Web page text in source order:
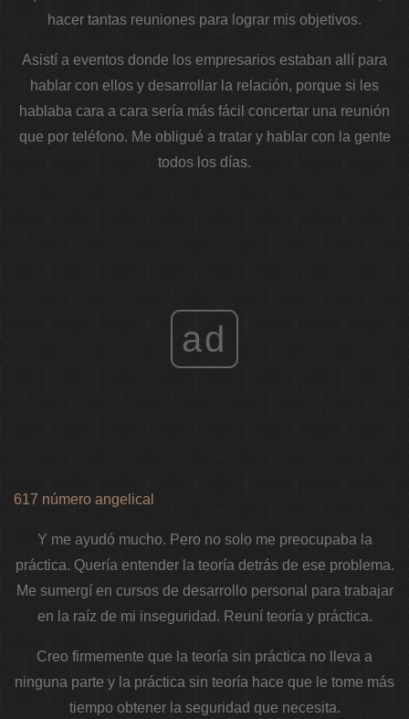
hacer tantas reuniones para lograr mis objetivos.
Asistí a eventos donde los empresarios estaban allí para
hablar con ellos y desarrollar la relación, porque si les
hablaba cara a cara sería más fácil concertar una reunión
que por teléfono. Me obligué a tratar y hablar con la gente
todos los días.
ad
617 número angelical
Y me ayudó mucho. Pero no solo me preocupaba la
práctica. Quería entender la teoría detrás de ese problema.
Me sumergí en cursos de desarrollo personal para trabajar
en la raíz de mi inseguridad. Reuní teoría y práctica.
Creo firmemente que la teoría sin práctica no lleva a
ninguna parte y la práctica sin teoría hace que le tome más
tiempo obtener la seguridad que necesita.